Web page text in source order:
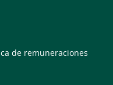
de remuneraciones